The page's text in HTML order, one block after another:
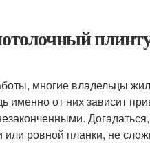
многие владельцы
именно от них зависит
или ровной планки, не